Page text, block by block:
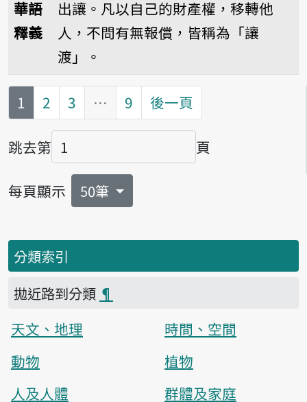
華語
釋義
出讓。凡以自己的財產權，移轉他
人，不問有無報償，皆稱為「讓
渡」。
第
1 2 3 … 9 後一頁
跳去第
頁碼
頁
每頁顯示 50筆
分類索引
拋近路到分類 ¶
天文、地理
時間、空間
動物
植物
人及人體
群體及家庭